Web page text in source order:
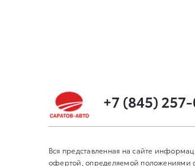
+7 (845)
Вся представленная на сайте
офертой, определяемой положениями